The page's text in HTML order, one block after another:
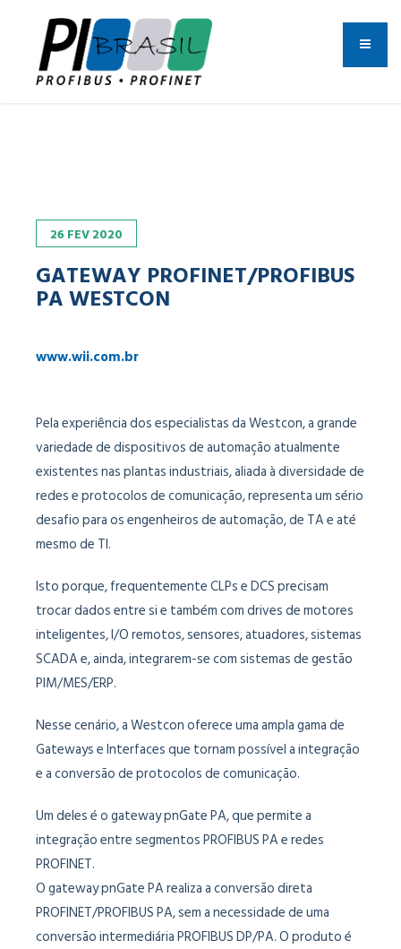
26 FEV2020
GATEWAY PROFINET/PROFIBUS
PA WESTCON
www.wii.com.br
Pela experiência dos especialistas da Westcon, a grande
variedade de dispositivos de automação atualmente
existentes nas plantas industriais, aliada à diversidade de
redes e protocolos de comunicação, representa um sério
desafio para os engenheiros de automação, de TA e até
mesmo de TI.
Isto porque, frequentemente CLPs e DCS precisam
trocar dados entre si e também com drives de motores
inteligentes, I/O remotos, sensores, atuadores, sistemas
SCADA e, ainda, integrarem-se com sistemas de gestão
PIM/MES/ERP.
Nesse cenário, a Westcon oferece uma ampla gama de
Gateways e Interfaces que tornam possível a integração
e a conversão de protocolos de comunicação.
Um deles é o gateway pnGate PA, que permite a
integração entre segmentos PROFIBUS PA e redes
PROFINET.
O gateway pnGate PA realiza a conversão direta
PROFINET/PROFIBUS PA, sem a necessidade de uma
conversão intermediária PROFIBUS DP/PA. O produto é